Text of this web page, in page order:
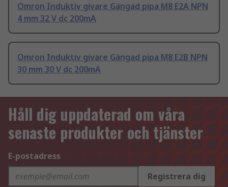
Omron Induktiv givare Gängad pipa M8 E2A NPN
4 mm 32 V dc 200mA
Omron Induktiv givare Gängad pipa M8 E2B NPN
30 mm 30 V dc 200mA
Håll dig uppdaterad om våra
senaste produkter och tjänster
E-postadress
Registrera dig